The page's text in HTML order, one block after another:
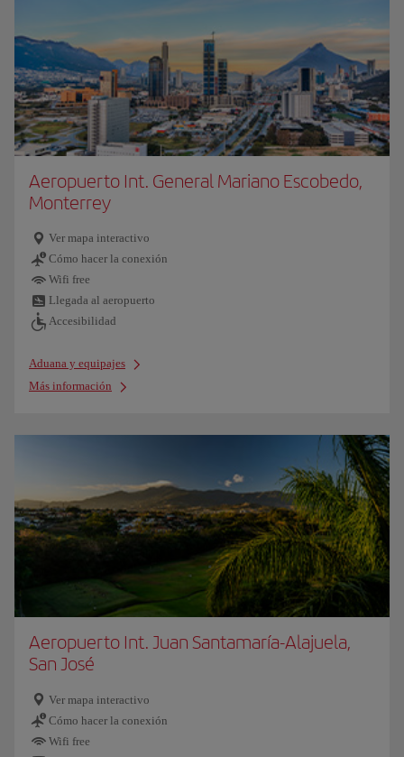
Aeropuerto Int. General Mariano Escobedo,
Monterrey
Ver mapa interactivo
Cómo hacer la conexión
Wifi free
Llegada al aeropuerto
Accesibilidad
Aduana y equipajes
Más información
Aeropuerto Int. Juan Santamaría-Alajuela,
San José
Ver mapa interactivo
Cómo hacer la conexión
Wifi free